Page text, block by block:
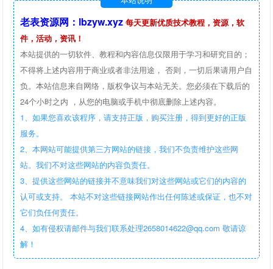
老表资源网：lbzyw.xyz 每天更新优质技术教程，资源，软
件，活动，资讯！
本站提供的一切软件、教程和内容信息仅限用于学习和研究目的；
不得将上述内容用于商业或者非法用途， 否则，一切后果请用户自
负。本站信息来自网络，版权争议与本站无关。您必须在下载后的
24个小时之内 ，从您的电脑或手机中彻底删除上述内容。
1、如果您喜欢该程序，请支持正版，购买注册，得到更好的正版
服务。
2、本网站可能提供第三方网站的链接，我们不负责维护这些网
站。我们不对这些网站的内容负责任。
3、提供这些网站的链接并不意味我们对这些网站或它们的内容的
认可或支持。 本站不对这些链接网站作出任何陈述或保证，也不对
它们负任何责任。
4、如有侵权请邮件与我们联系处理2658014622@qq.com 敬请谅
解！